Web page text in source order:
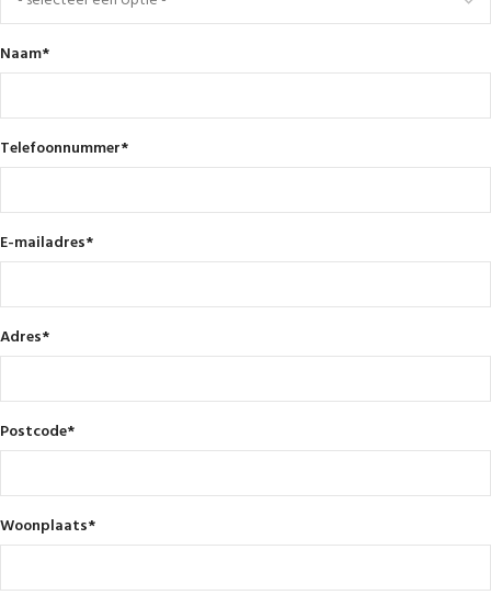
Naam*
Telefoonnummer*
E-mailadres*
Adres*
Postcode*
Woonplaats*